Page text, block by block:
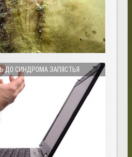
ДО СИНДРОМА ЗАПЯСТЬЯ